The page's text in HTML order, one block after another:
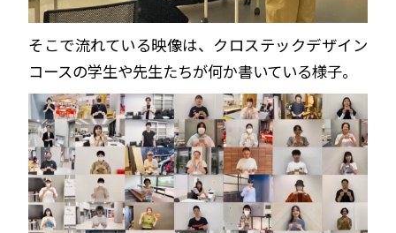
そこで流れている映像は、クロステックデザイン
コースの学生や先生たちが何か書いている様子。